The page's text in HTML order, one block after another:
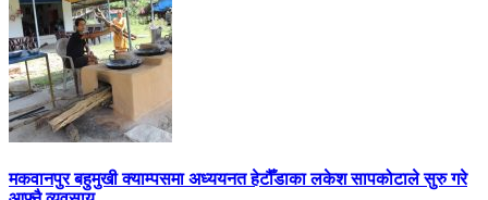
मकवानपुर बहुमुखी क्याम्पसमा अध्ययनत हेटौँडाका लकेश सापकोटाले सुरु गरे